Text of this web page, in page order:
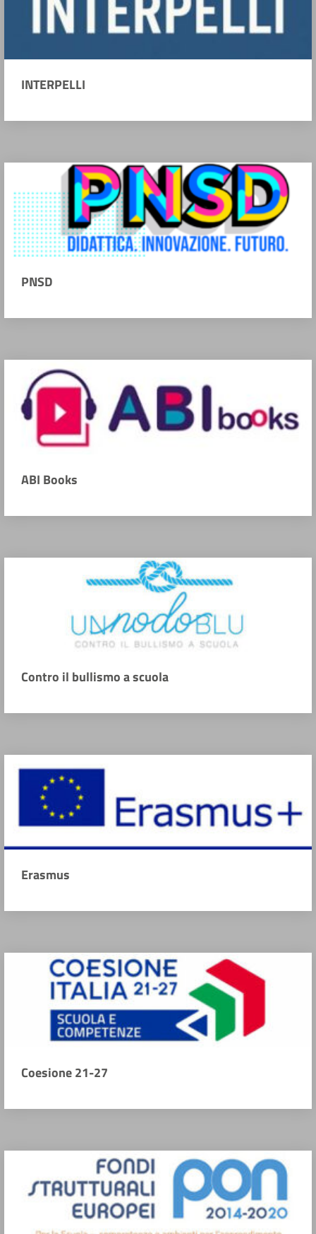
INTERPELLI
PNSD
ABI Books
Contro il bullismo a scuola
Erasmus
Coesione 21-27